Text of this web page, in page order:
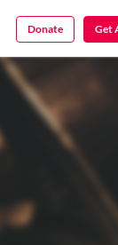
Get
Donate